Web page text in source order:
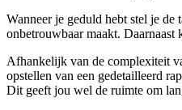
Wanneer je geduld hebt stel je
onbetrouwbaar maakt.
Afhankelijk van de complexiteit
opstellen van een gedetailleerd
Dit geeft jou wel de ruimte om